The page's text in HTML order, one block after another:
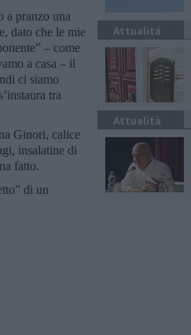
a pranzo una
dato che le mie
– come
a casa – il
ci siamo
tra
Ginori, calice
insalatine di
fatto.
di un
Attualità
Attualità